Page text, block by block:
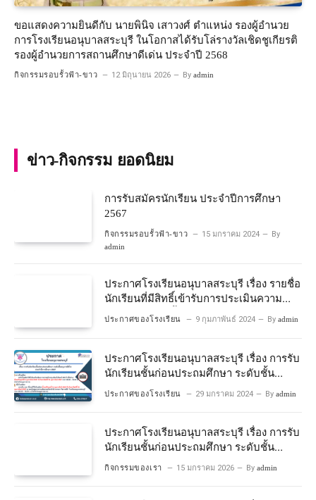
ขอแสดงความยินดีกับ นายพินิจ เสาวงศ์ ตำแหน่ง รองผู้อำนวย
การโรงเรียนอนุบาลสระบุรี ในโอกาสได้รับโล่รางวัลเชิดชูเกียรติ
รองผู้อำนวยการสถานศึกษาดีเด่น ประจำปี 2568
กิจกรรมรอบรั้วฟ้า-ขาว 12 มิถุนายน 2026 By admin
ข่าว-กิจกรรม ยอดนิยม
การรับสมัครนักเรียน ประจำปีการศึกษา
2567
กิจกรรมรอบรั้วฟ้า-ขาว 15 มกราคม 2024 By
admin
ประกาศโรงเรียนอนุบาลสระบุรี เรื่อง รายชื่อ
นักเรียนที่มีสิทธิ์เข้ารับการประเมินความ
พร้อมเข้าเรียนชั้นประถมศึกษาปีที่ 1
ประกาศของโรงเรียน 9 กุมภาพันธ์ 2024 By admin
ประกาศโรงเรียนอนุบาลสระบุรี เรื่อง การรับ
นักเรียนชั้นก่อนประถมศึกษา ระดับชั้น
ประกาศของโรงเรียน 29 มกราคม 2024 By admin
ประกาศโรงเรียนอนุบาลสระบุรี เรื่อง การรับ
นักเรียนชั้นก่อนประถมศึกษา ระดับชั้น
อนุบาลปีที่ ๒ ประจำปีการศึกษา ๒๕๖๙
กิจกรรมของเรา 15 มกราคม 2026 By admin